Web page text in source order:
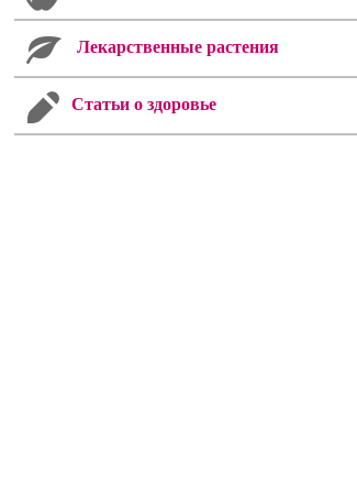
Лекарственные растения
Статьи о здоровье